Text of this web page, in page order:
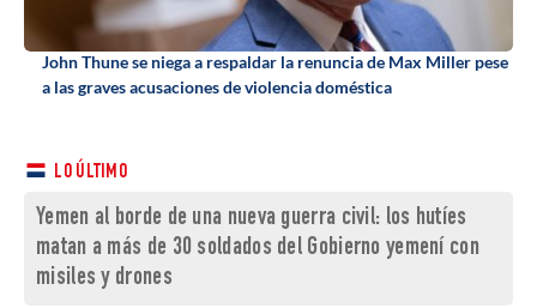
John Thune se niega a respaldar la renuncia de Max Miller pese
a las graves acusaciones de violencia doméstica
LO ÚLTIMO
Yemen al borde de una nueva guerra civil: los hutíes
matan a más de 30 soldados del Gobierno yemení con
misiles y drones